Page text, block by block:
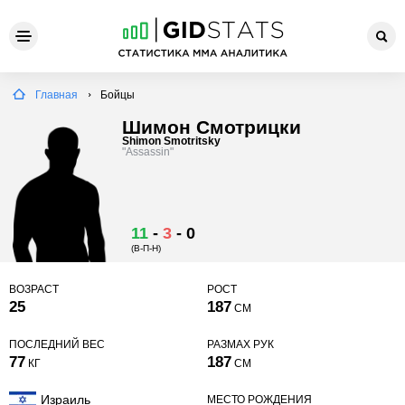
Главная Бойцы
Шимон Смотрицки
Shimon Smotritsky
"Assassin"
11 - 3 - 0
(В-П-Н)
ВОЗРАСТ
25
РОСТ
187 СМ
ПОСЛЕДНИЙ ВЕС
77 КГ
РАЗМАХ РУК
187 СМ
Израиль
МЕСТО РОЖДЕНИЯ